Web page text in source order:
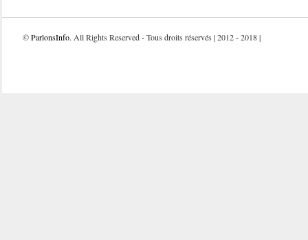
©ParlonsInfo. All Rights Reserved - Tous droits réservés | 2012 - 2018 |